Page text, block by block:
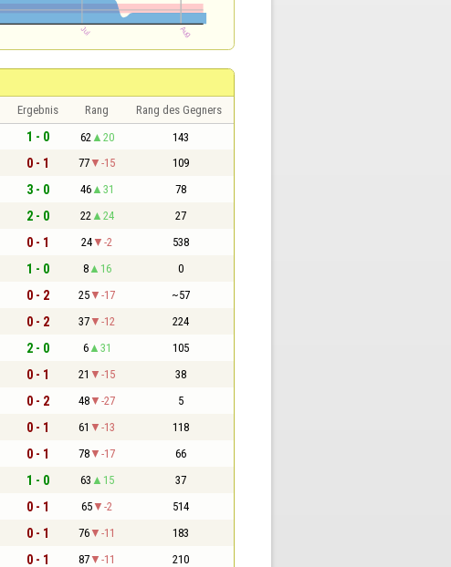
Ergebnis Rang Rang des Gegners
1 - 0 62 20 143
0 - 1 77 -15 109
3 - 0 46 31 78
2 - 0 22 24 27
0 - 1 24 -2 538
1 - 0 8 16 0
0 - 2 25 -17 ~57
0 - 2 37 -12 224
2 - 0 6 31 105
0 - 1 21 -15 38
0 - 2 48 -27 5
0 - 1 61 -13 118
0 - 1 78 -17 66
1 - 0 63 15 37
0 - 1 65 -2 514
0 - 1 76 -11 183
0 - 1 87 -11 210